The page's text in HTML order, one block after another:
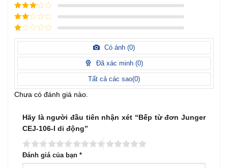
4/ 5
điểm
3/ 5
điểm
2/
điểm
1
điểm
Có ảnh (0)
Đã xác minh (0)
Tất cả các sao(0)
Chưa có đánh giá nào.
Hãy là người đầu tiên nhận xét “Bếp từ đơn Junger
CEJ-106-I di động”
Đánh giá của bạn *